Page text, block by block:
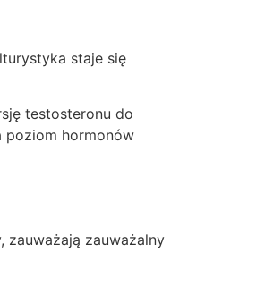
staje się
testosteronu do
poziom hormonów
zauważają zauważalny